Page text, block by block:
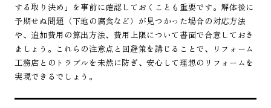
する取り決め」を事前に確認しておくことも重要です。解体後に
予期せぬ問題（下地の腐食など）が見つかった場合の対応方法
や、追加費用の算出方法、費用上限について書面で合意しておき
ましょう。これらの注意点と回避策を講じることで、リフォーム
工務店とのトラブルを未然に防ぎ、安心して理想のリフォームを
実現できるでしょう。